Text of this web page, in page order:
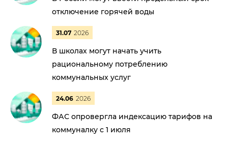
отключение горячей воды
31.07 2026
В школах могут начать учить
рациональному потреблению
коммунальных услуг
24.06 2026
ФАС опровергла индексацию тарифов на
коммуналку с 1 июля